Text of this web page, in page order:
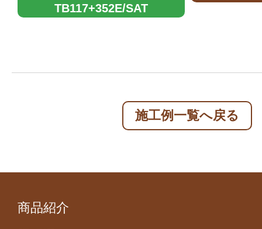
TB117+352E/SAT
施工例一覧へ戻る
商品紹介